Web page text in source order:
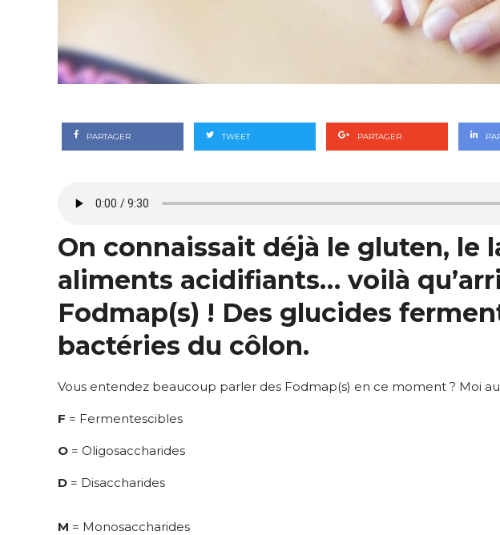
PARTAGER TWEET PARTAGER
On connaissait déjà le gluten, le
aliments acidifiants… voilà
Fodmap(s) ! Des glucides
bactéries du côlon.
Vous entendez beaucoup parler des Fodmap(s) en ce moment ? Moi
F = Fermentescibles
O = Oligosaccharides
D = Disaccharides
M = Monosaccharides